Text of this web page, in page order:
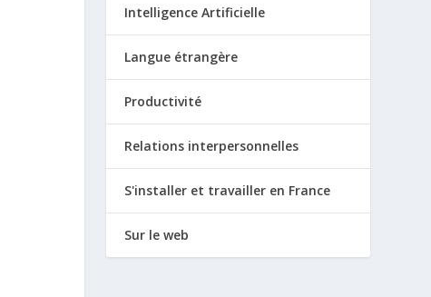
Intelligence Artificielle
Langue étrangère
Productivité
Relations interpersonnelles
S'installer et travailler en France
Sur le web